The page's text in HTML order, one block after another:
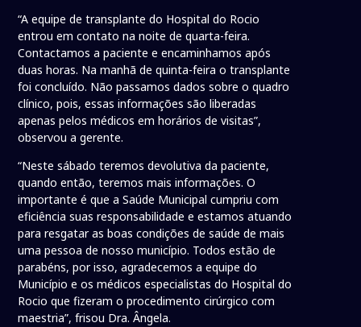
“A equipe de transplante do Hospital do Rocio
entrou em contato na noite de quarta-feira.
Contactamos a paciente e encaminhamos após
duas horas. Na manhã de quinta-feira o transplante
foi concluído. Não passamos dados sobre o quadro
clínico, pois, essas informações são liberadas
apenas pelos médicos em horários de visitas”,
observou a gerente.
“Neste sábado teremos devolutiva da paciente,
quando então, teremos mais informações. O
importante é que a Saúde Municipal cumpriu com
eficiência suas responsabilidade e estamos atuando
para resgatar as boas condições de saúde de mais
uma pessoa de nosso município. Todos estão de
parabéns, por isso, agradecemos a equipe do
Município e os médicos especialistas do Hospital do
Rocio que fizeram o procedimento cirúrgico com
maestria”, frisou Dra. Ângela.